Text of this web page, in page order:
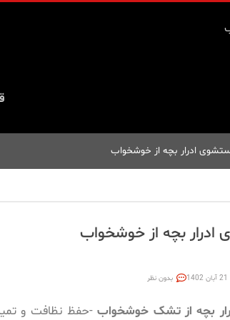
ادرار بچه از خوشخواب
بچه از خوشخواب
21 آبان 1402 بدون نظر
بچه از تشک خوشخواب-حفظ نظافت و